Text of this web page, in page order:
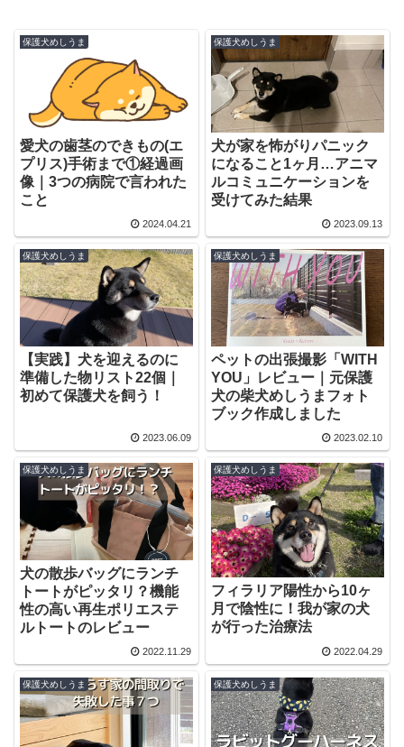
保護犬めしうま
愛犬の歯茎のできもの(エ
プリス)手術まで①経過画
像｜3つの病院で言われた
こと
2024.04.21
保護犬めしうま
犬が家を怖がりパニック
になること1ヶ月…アニマ
ルコミュニケーションを
受けてみた結果
2023.09.13
保護犬めしうま
【実践】犬を迎えるのに
準備した物リスト22個｜
初めて保護犬を飼う！
2023.06.09
保護犬めしうま
ペットの出張撮影「WITH
YOU」レビュー｜元保護
犬の柴犬めしうまフォト
ブック作成しました
2023.02.10
保護犬めしうま
犬の散歩バッグにランチ
トートがピッタリ？機能
性の高い再生ポリエステ
ルトートのレビュー
2022.11.29
保護犬めしうま
フィラリア陽性から10ヶ
月で陰性に！我が家の犬
が行った治療法
2022.04.29
保護犬めしうま 保護犬めしうま